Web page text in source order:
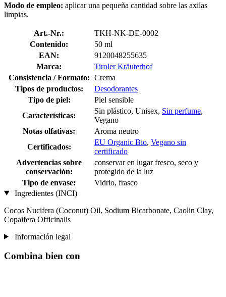
Modo de empleo: aplicar una pequeña cantidad sobre las axilas
limpias.
Art.-Nr.:
TKH-NK-DE-0002
Contenido:
50 ml
EAN:
9120048255635
Marca:
Tiroler Kräuterhof
Consistencia / Formato: Crema
Tipos de productos:
Desodorantes
Tipo de piel:
Piel sensible
Características:
Sin plástico, Unisex, Sin perfume,
Vegano
Notas olfativas:
Aroma neutro
Certificados:
EU Organic Bio, Vegano sin
certificado
Advertencias sobre
conservación:
conservar en lugar fresco, seco y
protegido de la luz
Tipo de envase:
Vidrio, frasco
Ingredientes (INCI)
Cocos Nucifera (Coconut) Oil, Sodium Bicarbonate, Caolin Clay,
Copaifera Officinalis
Información legal
Combina bien con